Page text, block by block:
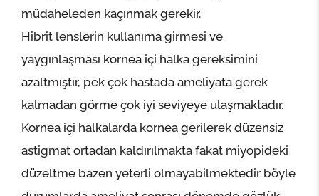
müdaheleden kaçınmak gerekir.
Hibrit lenslerin kullanıma girmesi ve
yaygınlaşması kornea içi halka gereksimini
azaltmıştır, pek çok hastada ameliyata gerek
kalmadan görme çok iyi seviyeye ulaşmaktadır.
Kornea içi halkalarda kornea gerilerek düzensiz
astigmat ortadan kaldırılmakta fakat miyopideki
düzeltme bazen yeterli olmayabilmektedir böyle